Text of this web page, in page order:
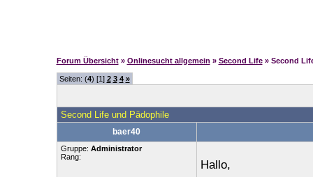
Forum Übersicht » Onlinesucht allgemein » Second Life » Second
Seiten: (4) [1] 2 3 4 »
Second Life und Pädophile
baer40
Gruppe: Administrator
Rang:
Hallo,